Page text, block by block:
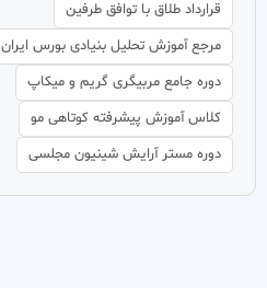
قرارداد طلاق با توافق طرفین
مرجع آموزش تحلیل بنیادی بورس ایران
دوره جامع مربیگری گریم و میکاپ
کلاس آموزش پیشرفته کوتاهی مو
دوره مستر آرایش شینیون مجلسی